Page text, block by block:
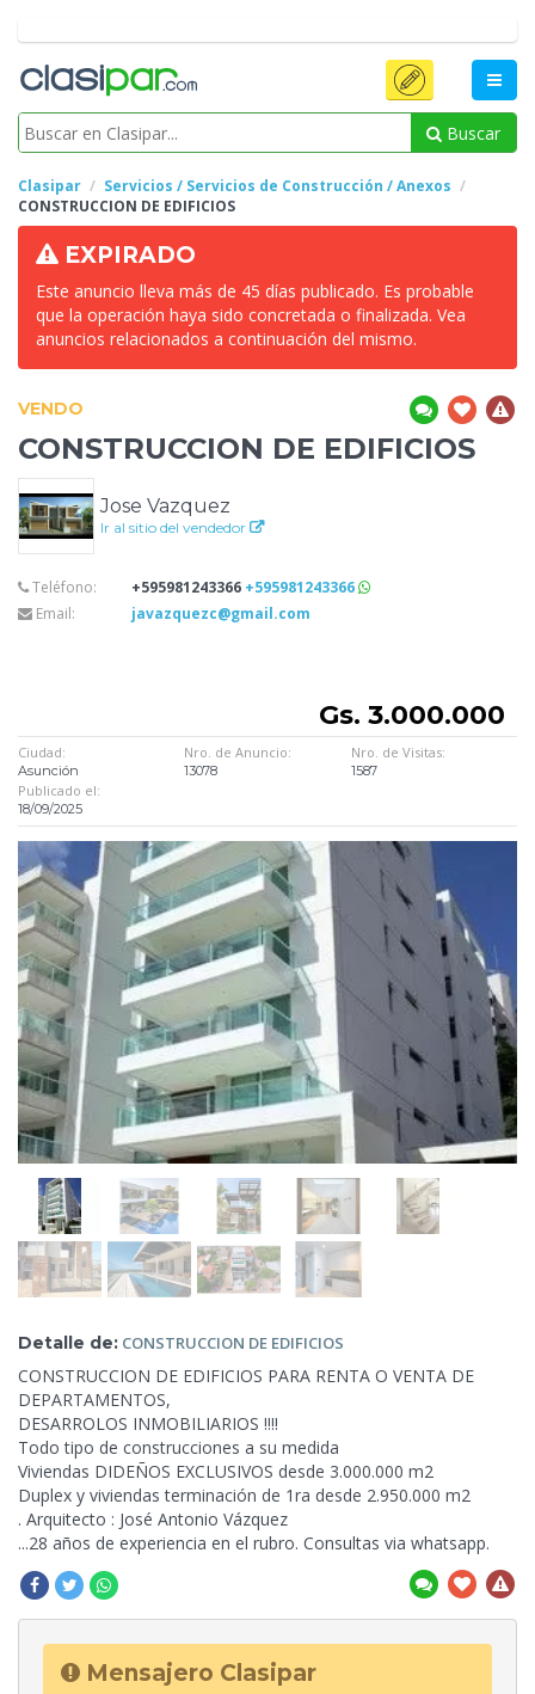
Buscar
Clasipar
Servicios / Servicios de Construcción / Anexos
CONSTRUCCION DE EDIFICIOS
EXPIRADO
Este anuncio lleva más de 45 días publicado. Es probable
que la operación haya sido concretada o finalizada. Vea
anuncios relacionados a continuación del mismo.
VENDO
CONSTRUCCION DE EDIFICIOS
Jose Vazquez
Ir al sitio del vendedor
Teléfono: +595981243366 +595981243366
Email:
javazquezc@gmail.com
Gs. 3.000.000
Ciudad:
Asunción
Nro. de Anuncio:
13078
Nro. de Visitas:
1587
Publicado el:
18/09/2025
Detalle de: CONSTRUCCION DE EDIFICIOS
CONSTRUCCION DE EDIFICIOS PARA RENTA O VENTA DE
DEPARTAMENTOS,
DESARROLOS INMOBILIARIOS !!!!
Todo tipo de construcciones a su medida
Viviendas DIDEÑOS EXCLUSIVOS desde 3.000.000 m2
Duplex y viviendas terminación de 1ra desde 2.950.000 m2
. Arquitecto : José Antonio Vázquez
...28 años de experiencia en el rubro. Consultas via whatsapp.
Mensajero Clasipar